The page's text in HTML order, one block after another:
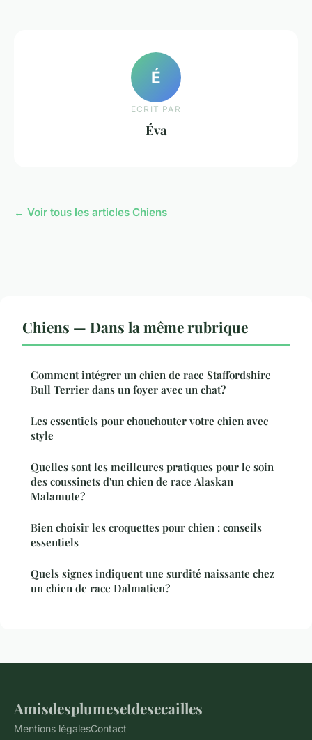
É
ECRIT PAR
Éva
← Voir tous les articles Chiens
Chiens — Dans la même rubrique
Comment intégrer un chien de race Staffordshire
Bull Terrier dans un foyer avec un chat?
Les essentiels pour chouchouter votre chien avec
style
Quelles sont les meilleures pratiques pour le soin
des coussinets d'un chien de race Alaskan
Malamute?
Bien choisir les croquettes pour chien : conseils
essentiels
Quels signes indiquent une surdité naissante chez
un chien de race Dalmatien?
Amisdesplumesetdesecailles
Mentions légalesContact